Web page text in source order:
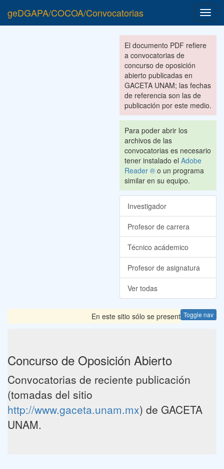
geDGAPA/COCOA/Convocatorias
El documento PDF refiere
a convocatorias de
concurso de oposición
abierto publicadas en
GACETA UNAM; las fechas
de referencia son las de
publicación por este medio.
Para poder abrir los
archivos de las
convocatorias es necesario
tener instalado el Adobe
Reader ® o un programa
similar en su equipo.
Investigador
Profesor de carrera
Técnico acádemico
Profesor de asignatura
Ver todas
Toggle nav
En este sitio sólo se presentan las
Concurso de Oposición Abierto
Convocatorias de reciente publicación
(tomadas del sitio
http://www.gaceta.unam.mx) de GACETA
UNAM.